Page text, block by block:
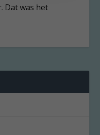
Dat was het